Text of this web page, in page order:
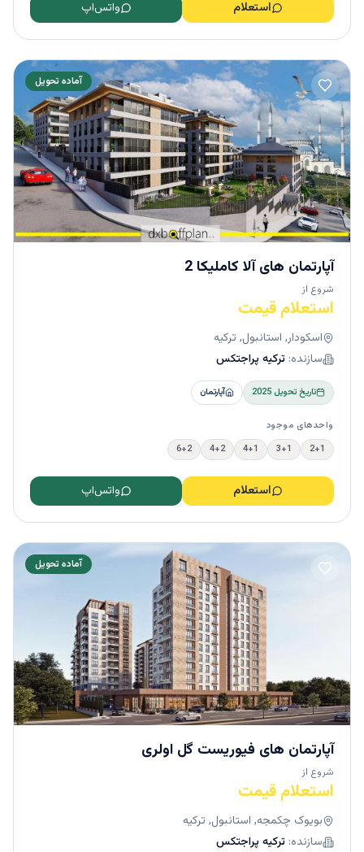
استعلام واتس‌اپ
آماده تحویل
آپارتمان های آلا کاملیکا 2
شروع از
استعلام قیمت
اسکودار, استانبول, ترکیه
سازنده: ترکیه پراجتکس
تاریخ تحویل2025 آپارتمان
واحدهای موجود
2+1
3+1
4+1
4+2
6+2
استعلام واتس‌اپ
آماده تحویل
آپارتمان های فیوریست گل اولری
شروع از
استعلام قیمت
بویوک چکمجه, استانبول, ترکیه
سازنده: ترکیه پراجتکس